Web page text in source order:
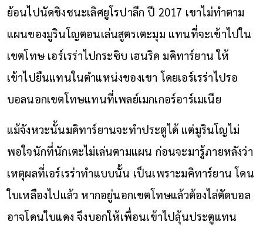
ย้อนไปนัดชิงชนะเลิศยูโรปาลีก ปี 2017 เขาไม่ทำตาม
แผนของมูรินโญตอนเล่นสูตรเตะมุม แทนที่จะเข้าไปใน
เขตโทษ เอร์เรร่าไปกระซิบ เฮนริค มคิทาร์ยาน ให้
เข้าไปยืนแทนในตำแหน่งของเขา โดยเอร์เรร่าไปรอ
บอลนอกเขตโทษแทนที่เพลย์เมกเกอร์อาร์เมเนีย
แม้จังหวะนั้นมคิทาร์ยานจะทำประตูได้ แต่มูรินโญไม่
พอใจนักที่นักเตะไม่เล่นตามแผน ก่อนจะมารู้ภายหลังว่า
เหตุผลที่เอร์เรร่าทำแบบนั้น เป็นเพราะมคิทาร์ยาน โดน
ใบเหลืองไปแล้ว หากอยู่นอกเขตโทษแล้วต้องไล่ตัดบอล
อาจโดนใบแดง จึงบอกให้เพื่อนเข้าไปลุ้นประตูแทน